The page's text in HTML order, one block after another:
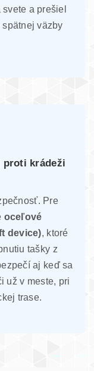
a prešiel
väzby
proti krádeži
Pre
oceľové
device), ktoré
tašky z
aj keď sa
už v meste, pri
trase.